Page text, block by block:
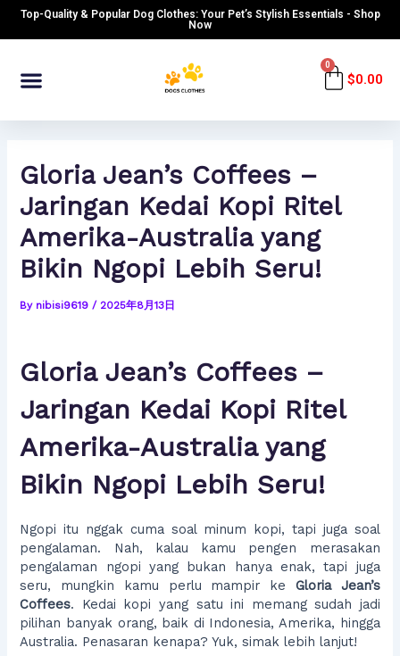
SkipTop-Quality & Popular Dog Clothes: Your Pet’s Stylish Essentials - Shop
Now
Menu $0.00
0 Cart
Gloria Jean’s Coffees –
Jaringan Kedai Kopi Ritel
Amerika-Australia yang
Bikin Ngopi Lebih Seru!
By nibisi9619 / 2025年8月13日
Gloria Jean’s Coffees –
Jaringan Kedai Kopi Ritel
Amerika-Australia yang
Bikin Ngopi Lebih Seru!
Ngopi itu nggak cuma soal minum kopi, tapi juga soal
pengalaman. Nah, kalau kamu pengen merasakan
pengalaman ngopi yang bukan hanya enak, tapi juga
seru, mungkin kamu perlu mampir ke Gloria Jean’s
Coffees. Kedai kopi yang satu ini memang sudah jadi
pilihan banyak orang, baik di Indonesia, Amerika, hingga
Australia. Penasaran kenapa? Yuk, simak lebih lanjut!
Post